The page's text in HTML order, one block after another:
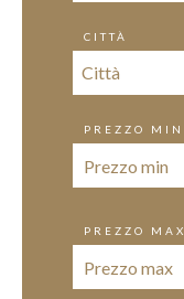
CITTÀ
Città
PREZZO MIN
PREZZO MAX